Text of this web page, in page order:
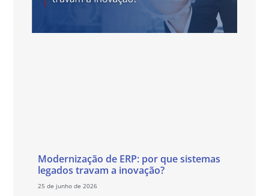
Modernização de ERP: por que sistemas
legados travam a inovação?
25 de junho de 2026